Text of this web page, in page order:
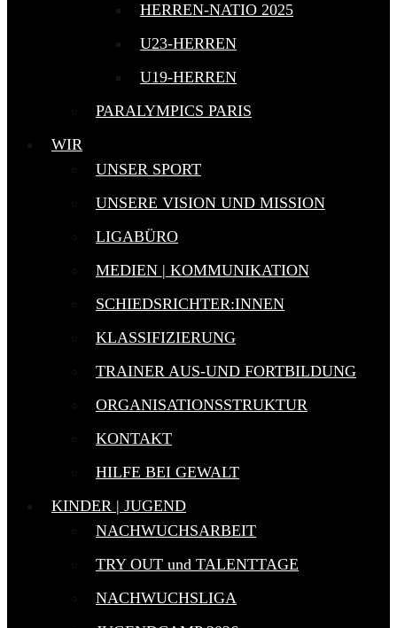
HERREN-NATIO 2025
U23-HERREN
U19-HERREN
PARALYMPICS PARIS
WIR
UNSER SPORT
UNSERE VISION UND MISSION
LIGABÜRO
MEDIEN | KOMMUNIKATION
SCHIEDSRICHTER:INNEN
KLASSIFIZIERUNG
TRAINER AUS-UND FORTBILDUNG
ORGANISATIONSSTRUKTUR
KONTAKT
HILFE BEI GEWALT
KINDER | JUGEND
NACHWUCHSARBEIT
TRY OUT und TALENTTAGE
NACHWUCHSLIGA